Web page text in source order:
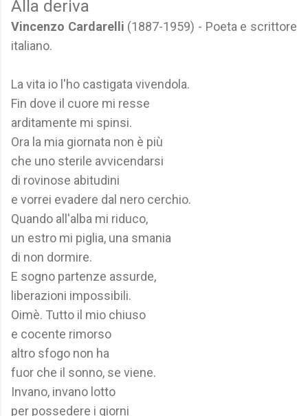
Alla deriva
Vincenzo Cardarelli (1887-1959) - Poeta e scrittore
italiano.
La vita io l'ho castigata vivendola.
Fin dove il cuore mi resse
arditamente mi spinsi.
Ora la mia giornata non è più
che uno sterile avvicendarsi
di rovinose abitudini
e vorrei evadere dal nero cerchio.
Quando all'alba mi riduco,
un estro mi piglia, una smania
di non dormire.
E sogno partenze assurde,
liberazioni impossibili.
Oimè. Tutto il mio chiuso
e cocente rimorso
altro sfogo non ha
fuor che il sonno, se viene.
Invano, invano lotto
per possedere i giorni